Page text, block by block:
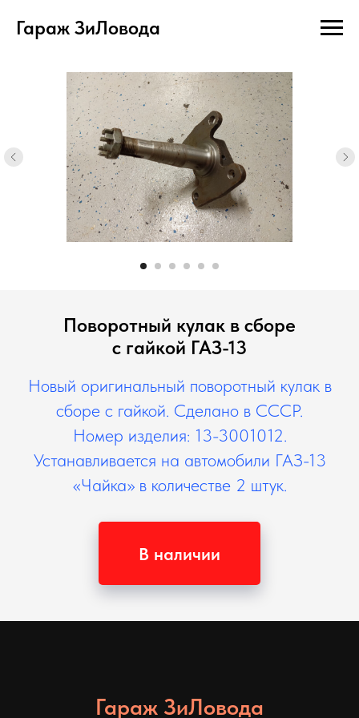
Гараж ЗиЛовода
Поворотный кулак в сборе
с гайкой ГАЗ-13
Новый оригинальный поворотный кулак в
сборе с гайкой. Сделано в СССР.
Номер изделия: 13-3001012.
Устанавливается на автомобили ГАЗ-13
«Чайка» в количестве 2 штук.
В наличии
Гараж ЗиЛовода